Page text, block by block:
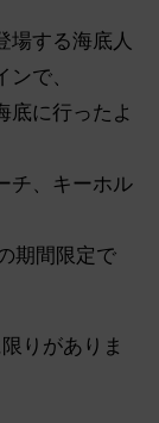
場する海底人
で、
底に行ったよ
チ、キーホル
期間限定で
りがありま